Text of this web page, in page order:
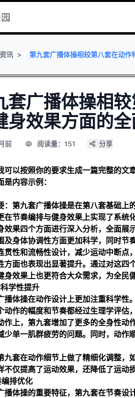
讯 第九套广播体操相较第八套在动
套广播体操相
身效果方面的
前 阅读量：151 分享
可以按照你的要求生成一篇完整的
是内容示例：
：第九套广播体操是在第八套基础上
在节奏编排与健身效果上实现了系统
效果四个方面进行深入分析，全面展
及身体协调性方面更加科学，同时节
贯性和流畅性设计，减少运动中断点
方面也表现出显著提升。通过对这四
身效果上也更符合大众需求，为全民
学性提升
播体操在动作设计上更加注重科学性
动作的幅度和节奏都经过生理学评估
作上，第九套增加了更多的全身性动
少单一肌群疲劳的问题。同时，动作
九套在动作细节上做了精细化调整，
不仅提高了运动效果，还降低了运动
排优化
播体操的重要特征，第九套在节奏设